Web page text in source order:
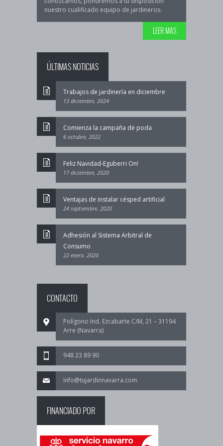
nuestro cualificado equipo de jardineros.
LEER MAS
ÚLTIMAS NOTICIAS
Trabajos de jardinería en diciembre
13 diciembre, 2024
Comienza la campaña de poda
6 octubre, 2022
Feliz Navidad-Eguberri On!
17 diciembre, 2020
Ventajas de instalar césped artificial
24 septiembre, 2020
Adhesión al Sistema Arbitral de
Consumo
22 enero, 2020
CONTACTO
Polígono Ind. Ezcabarte C/M, 21 – 31194
Arre (Navarra)
948 23 89 90
info@tujardinnavarra.com
FINANCIADO POR